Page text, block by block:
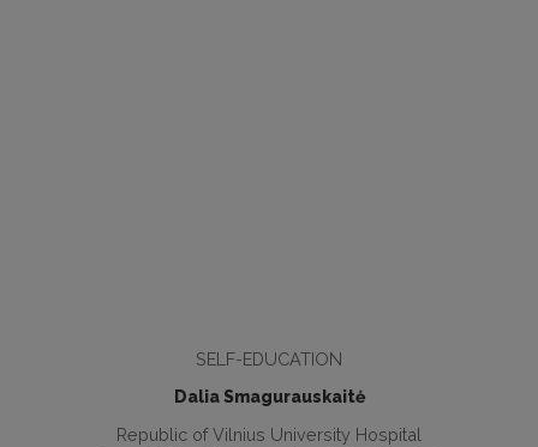
SELF-EDUCATION
Dalia Smagurauskaitė
Republic of Vilnius University Hospital